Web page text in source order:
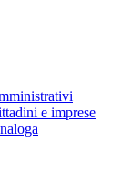
e imprese